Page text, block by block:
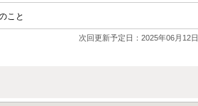
こと
次回更新予定日：2025年06月12日